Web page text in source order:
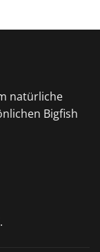
natürliche
Bigfish